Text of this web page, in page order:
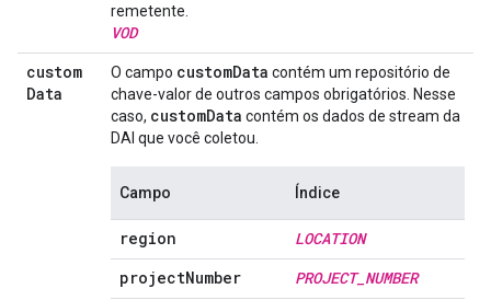
remetente.
VOD
custom
Data
O campo customData contém um repositório de
chave-valor de outros campos obrigatórios. Nesse
caso, customData contém os dados de stream da
DAI que você coletou.
Campo Índice
region
LOCATION
projectNumber PROJECT_ NUMBER